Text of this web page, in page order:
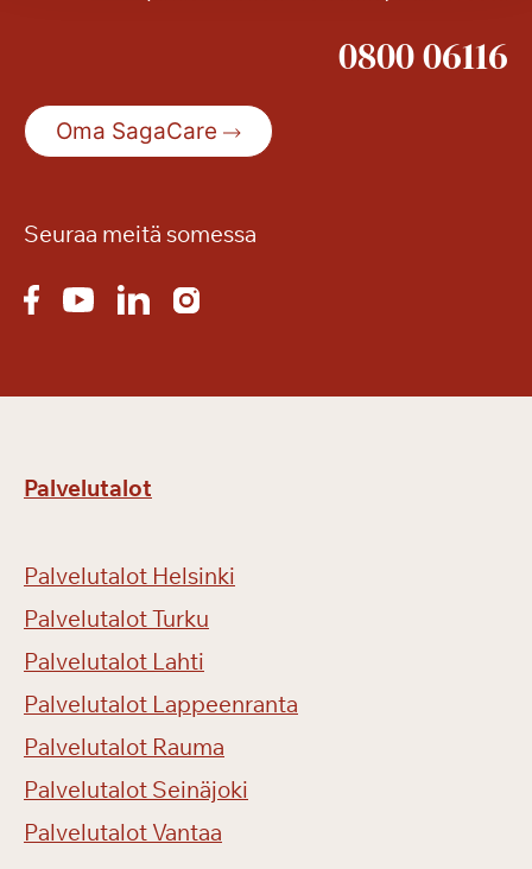
0800 06116
Oma SagaCare
Seuraa meitä somessa
Palvelutalot
Palvelutalot Helsinki
Palvelutalot Turku
Palvelutalot Lahti
Palvelutalot Lappeenranta
Palvelutalot Rauma
Palvelutalot Seinäjoki
Palvelutalot Vantaa